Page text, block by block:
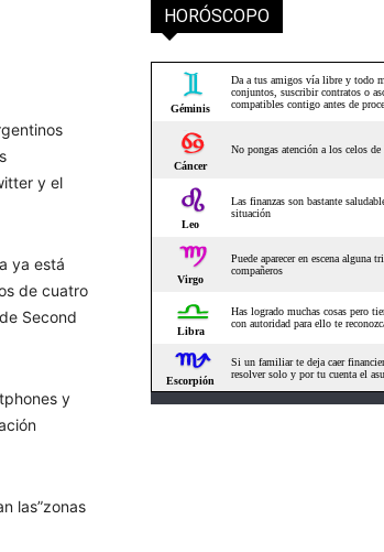
y el
ya está
de cuatro
Second
y
las”zonas
HORÓSCOPO